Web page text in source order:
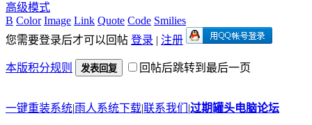
高级模式
B Color Image Link Quote Code Smilies
您需要登录后才可以回帖 登录 | 注册
本版积分规则 发表回复 回帖后跳转到最后一页
一键重装系统|雨人系统下载|联系我们 |过期罐头电脑论坛